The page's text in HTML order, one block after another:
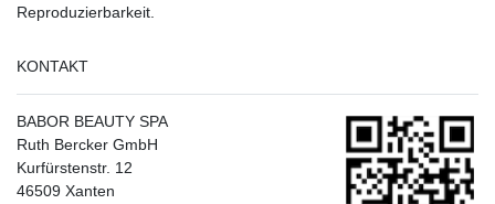
Reproduzierbarkeit.
KONTAKT
BABOR BEAUTY SPA
Ruth Bercker GmbH
Kurfürstenstr. 12
46509 Xanten